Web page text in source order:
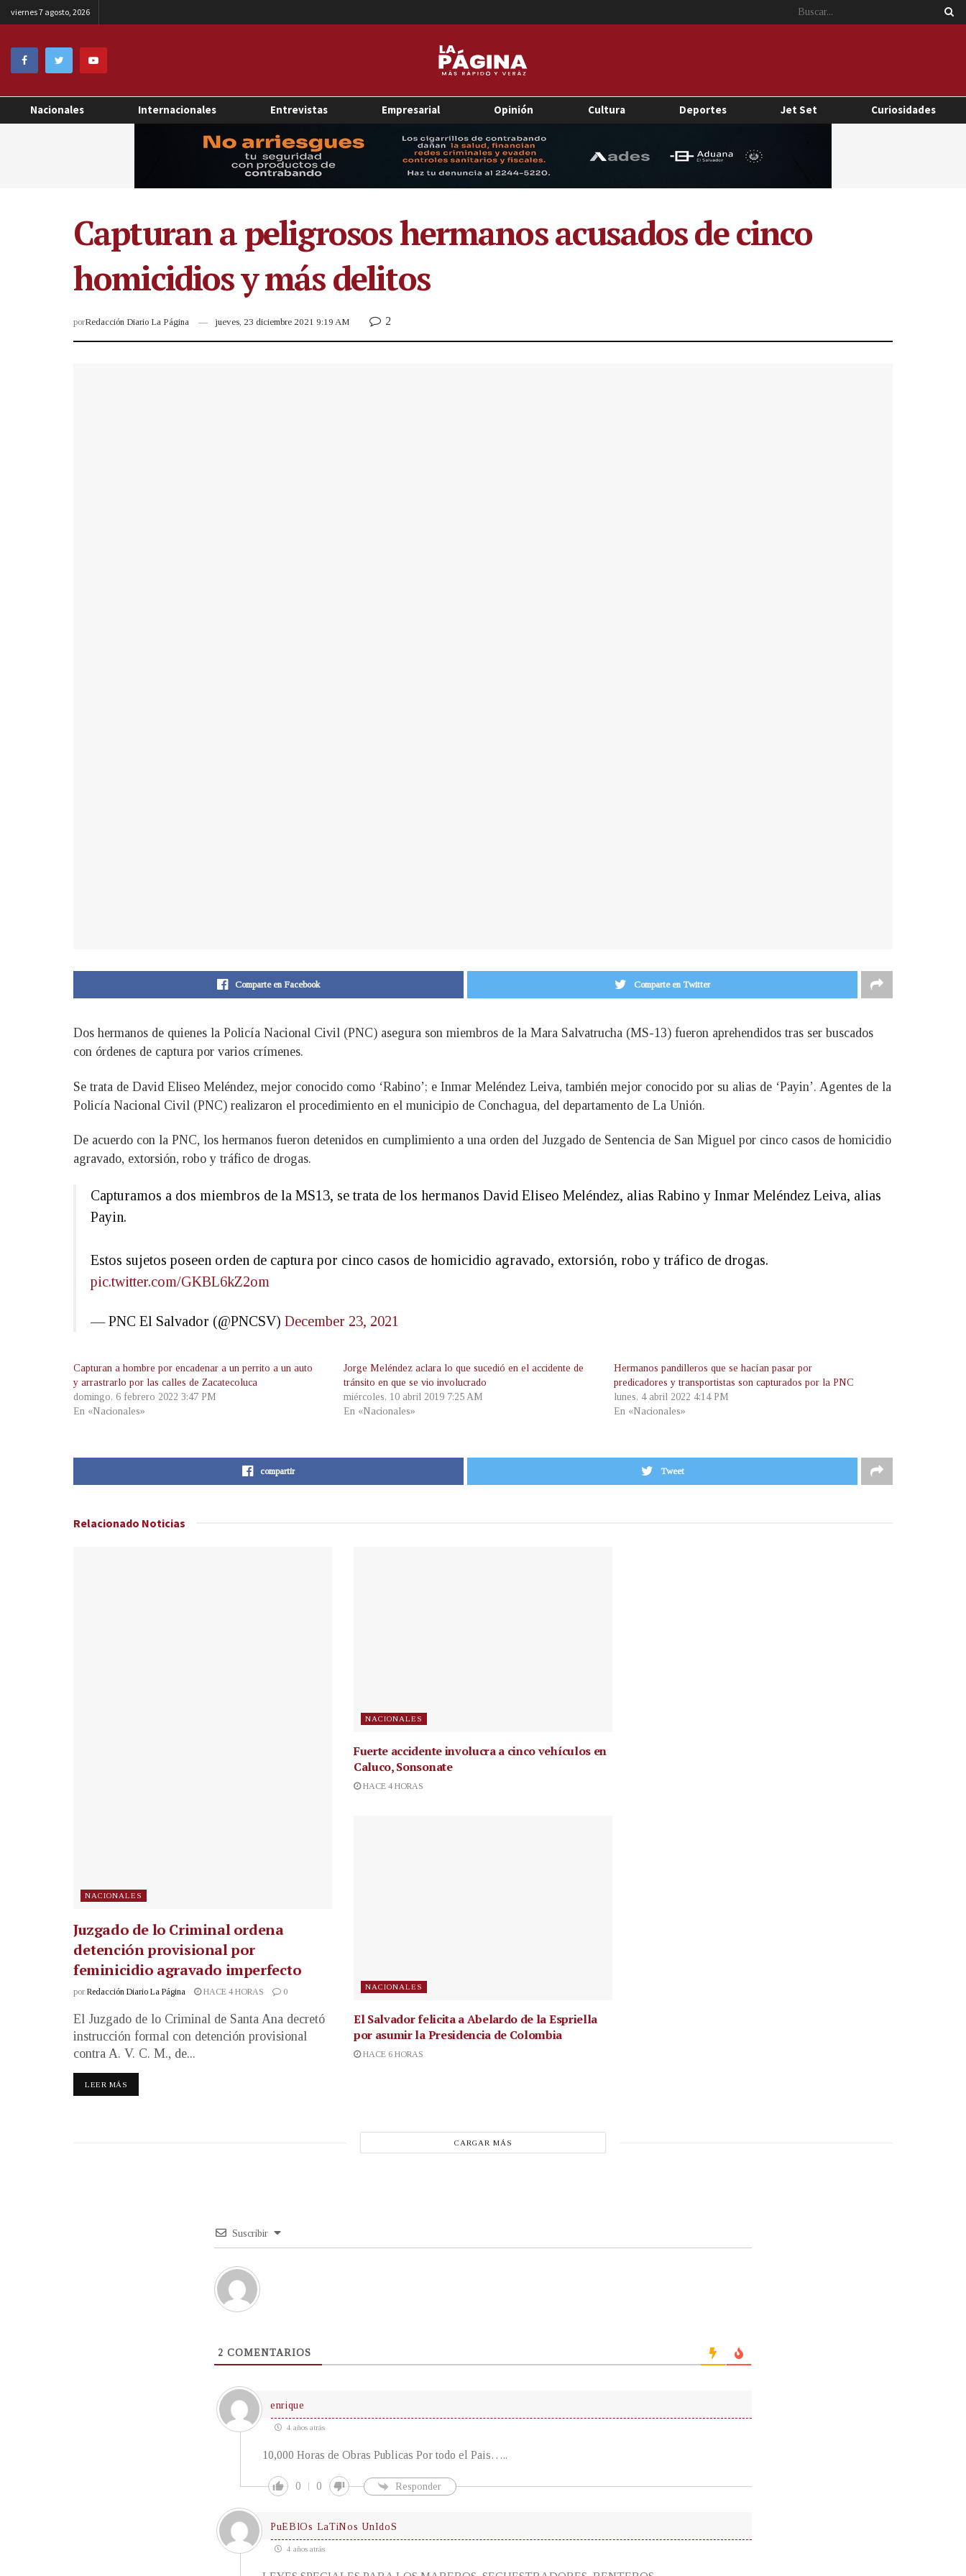
viernes 7 agosto, 2026
Nacionales Internacionales Entrevistas Empresarial Opinión Cultura Deportes Jet Set Curiosidades
Capturan a peligrosos hermanos acusados de cinco
homicidios y más delitos
porRedacción Diario La Página jueves, 23 diciembre 2021 9:19 AM 2
Comparte en Facebook Comparte en Twitter
Dos hermanos de quienes la Policía Nacional Civil (PNC) asegura son miembros de la Mara Salvatrucha (MS-13) fueron aprehendidos tras ser buscados
con órdenes de captura por varios crímenes.
Se trata de David Eliseo Meléndez, mejor conocido como ‘Rabino’; e Inmar Meléndez Leiva, también mejor conocido por su alias de ‘Payin’. Agentes de la
Policía Nacional Civil (PNC) realizaron el procedimiento en el municipio de Conchagua, del departamento de La Unión.
De acuerdo con la PNC, los hermanos fueron detenidos en cumplimiento a una orden del Juzgado de Sentencia de San Miguel por cinco casos de homicidio
agravado, extorsión, robo y tráfico de drogas.
Capturamos a dos miembros de la MS13, se trata de los hermanos David Eliseo Meléndez, alias Rabino y Inmar Meléndez Leiva, alias
Payin.
Estos sujetos poseen orden de captura por cinco casos de homicidio agravado, extorsión, robo y tráfico de drogas.
pic.twitter.com/GKBL6kZ2om
— PNC El Salvador (@PNCSV) December 23, 2021
Capturan a hombre por encadenar a un perrito a un auto
y arrastrarlo por las calles de Zacatecoluca
domingo, 6 febrero 2022 3:47 PM
En «Nacionales»
Jorge Meléndez aclara lo que sucedió en el accidente de
tránsito en que se vio involucrado
miércoles, 10 abril 2019 7:25 AM
En «Nacionales»
Hermanos pandilleros que se hacían pasar por
predicadores y transportistas son capturados por la PNC
lunes, 4 abril 2022 4:14 PM
En «Nacionales»
compartir Tweet
Relacionado Noticias
NACIONALES
Juzgado de lo Criminal ordena
detención provisional por
feminicidio agravado imperfecto
por Redacción Diario La Página HACE 4 HORAS 0
El Juzgado de lo Criminal de Santa Ana decretó
instrucción formal con detención provisional
contra A. V. C. M., de...
LEER MÁS
NACIONALES
Fuerte accidente involucra a cinco vehículos en
Caluco, Sonsonate
HACE 4 HORAS
NACIONALES
El Salvador felicita a Abelardo de la Espriella
por asumir la Presidencia de Colombia
HACE 6 HORAS
CARGAR MÁS
Suscribir
2 COMENTARIOS
enrique
4 años atrás
10,000 Horas de Obras Publicas Por todo el Pais…..
0 0 Responder
PuEBlOs LaTiNos UnIdoS
4 años atrás